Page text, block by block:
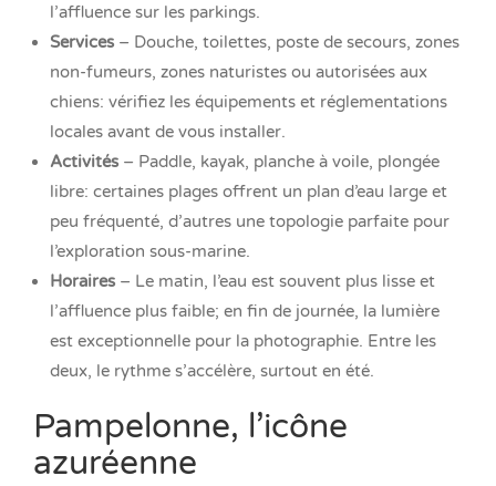
l’affluence sur les parkings.
Services – Douche, toilettes, poste de secours, zones
non-fumeurs, zones naturistes ou autorisées aux
chiens: vérifiez les équipements et réglementations
locales avant de vous installer.
Activités – Paddle, kayak, planche à voile, plongée
libre: certaines plages offrent un plan d’eau large et
peu fréquenté, d’autres une topologie parfaite pour
l’exploration sous-marine.
Horaires – Le matin, l’eau est souvent plus lisse et
l’affluence plus faible; en fin de journée, la lumière
est exceptionnelle pour la photographie. Entre les
deux, le rythme s’accélère, surtout en été.
Pampelonne, l’icône
azuréenne